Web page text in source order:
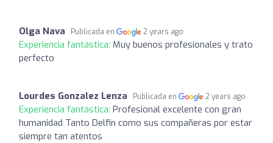
Olga Nava Publicada en 2 years ago
Experiencia fantástica: Muy buenos profesionales y trato
perfecto
Lourdes Gonzalez Lenza Publicada en 2 years ago
Experiencia fantástica: Profesional excelente con gran
humanidad Tanto Delfin como sus compañeras por estar
siempre tan atentos